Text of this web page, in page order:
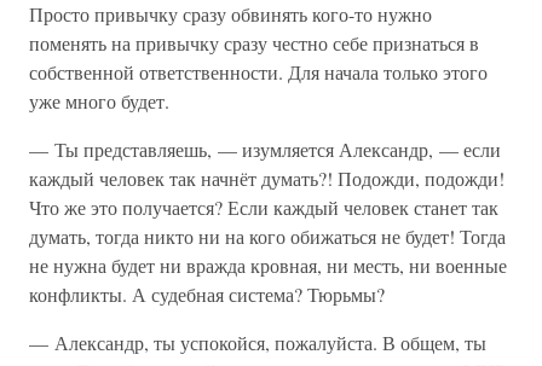
Просто привычку сразу обвинять кого-то нужно
поменять на привычку сразу честно себе признаться в
собственной ответственности. Для начала только этого
уже много будет.
— Ты представляешь, — изумляется Александр, — если
каждый человек так начнёт думать?! Подожди, подожди!
Что же это получается? Если каждый человек станет так
думать, тогда никто ни на кого обижаться не будет! Тогда
не нужна будет ни вражда кровная, ни месть, ни военные
конфликты. А судебная система? Тюрьмы?
— Александр, ты успокойся, пожалуйста. В общем, ты